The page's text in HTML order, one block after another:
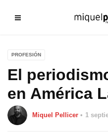
PROFESIÓN
El
en América
Miquel Pellicer 1